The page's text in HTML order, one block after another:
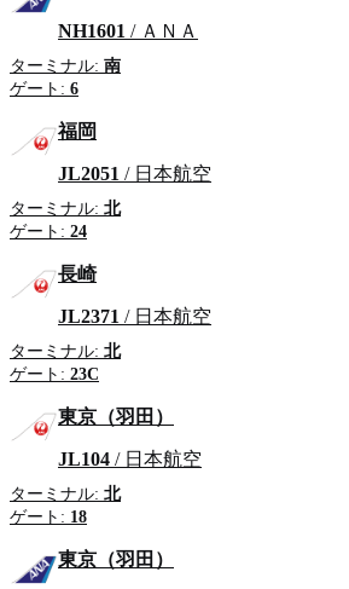
NH1601 / ＡＮＡ
ターミナル: 南
ゲート: 6
福岡
JL2051 / 日本航空
ターミナル: 北
ゲート: 24
長崎
JL2371 / 日本航空
ターミナル: 北
ゲート: 23C
東京（羽田）
JL104 / 日本航空
ターミナル: 北
ゲート: 18
東京（羽田）